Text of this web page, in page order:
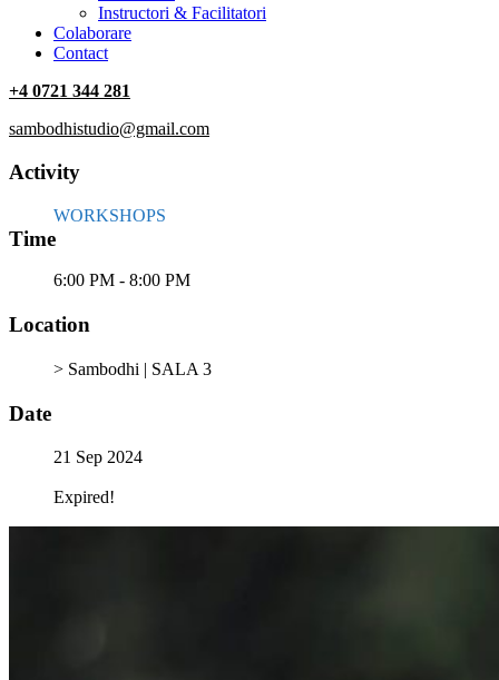
‏‏‎Instructori & Facilitatori
Colaborare
Contact
+4 0721 344 281
sambodhistudio@gmail.com
Activity
WORKSHOPS
Time
6:00 PM - 8:00 PM
Location
> Sambodhi | SALA 3
Date
21 Sep 2024
Expired!